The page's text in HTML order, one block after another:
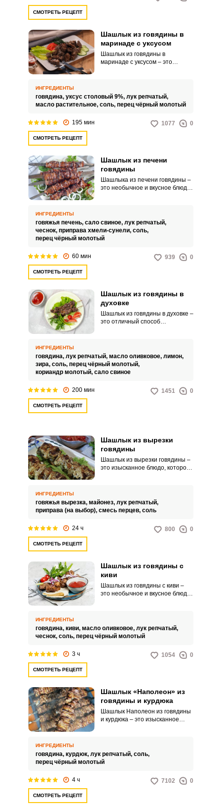
СМОТРЕТЬ РЕЦЕПТ
Шашлык из говядины в
маринаде с уксусом
Шашлык из говядины в
маринаде с уксусом – это
маринада с уксусом прекрасно
сочетается с нежной говядиной,
создавая неповторимый
ИНГРЕДИЕНТЫ
говядина, уксус столовый 9%, лук репчатый,
масло растительное, соль, перец чёрный молотый
195 мин 1077 0
СМОТРЕТЬ РЕЦЕПТ
Шашлык из печени
говядины
Шашлыка из печени говядины –
это необычное и вкусное блюдо,
пряностей создадут настоящий
кулинарный шедевр на вашем
столе.
ИНГРЕДИЕНТЫ
говяжья печень, сало свиное, лук репчатый,
чеснок, приправа хмели-сунели, соль,
перец чёрный молотый
60 мин 939 0
СМОТРЕТЬ РЕЦЕПТ
Шашлык из говядины в
духовке
Шашлык из говядины в духовке –
это отличный способ
такой вариант готовки отлично
подойдет для холодного
времени года или дождливого
ИНГРЕДИЕНТЫ
говядина, лук репчатый, масло оливковое, лимон,
зира, соль, перец чёрный молотый,
кориандр молотый, сало свиное
200 мин 1451 0
СМОТРЕТЬ РЕЦЕПТ
Шашлык из вырезки
говядины
Шашлык из вырезки говядины –
это изысканное блюдо, которое
вырезки сделают ваш обед по-
настоящему вкусным и
запоминающимся.
ИНГРЕДИЕНТЫ
говяжья вырезка, майонез, лук репчатый,
приправа (на выбор), смесь перцев, соль
24 ч 800 0
СМОТРЕТЬ РЕЦЕПТ
Шашлык из говядины с
киви
Шашлык из говядины с киви –
это необычное и вкусное блюдо,
создает удивительный вкусовой
букет, который поразит вас
своей необычностью.
ИНГРЕДИЕНТЫ
говядина, киви, масло оливковое, лук репчатый,
чеснок, соль, перец чёрный молотый
3 ч 1054 0
СМОТРЕТЬ РЕЦЕПТ
Шашлык «Наполеон» из
говядины и курдюка
Шашлык Наполеон из говядины
и курдюка – это изысканное
оригинальностью и эффектным
внешним видом. Сочетание
шедевр на вашем столе.
ИНГРЕДИЕНТЫ
говядина, курдюк, лук репчатый, соль,
перец чёрный молотый
4 ч 7102 0
СМОТРЕТЬ РЕЦЕПТ